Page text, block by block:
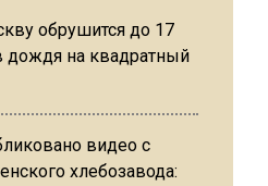
обрушится до 17
дождя на квадратный